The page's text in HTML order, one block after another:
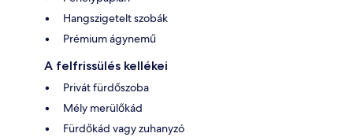
Hangszigetelt szobák
Prémium ágynemű
A felfrissülés kellékei
Privát fürdőszoba
Mély merülőkád
Fürdőkád vagy zuhanyzó